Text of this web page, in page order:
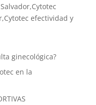
efectividad y
ginecológica?
en la